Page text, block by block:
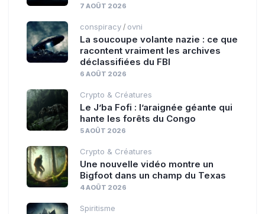
7 AOÛT 2026
conspiracy / ovni
La soucoupe volante nazie : ce que
racontent vraiment les archives
déclassifiées du FBI
6 AOÛT 2026
Crypto & Créatures
Le J’ba Fofi : l’araignée géante qui
hante les forêts du Congo
5 AOÛT 2026
Crypto & Créatures
Une nouvelle vidéo montre un
Bigfoot dans un champ du Texas
4 AOÛT 2026
Spiritisme